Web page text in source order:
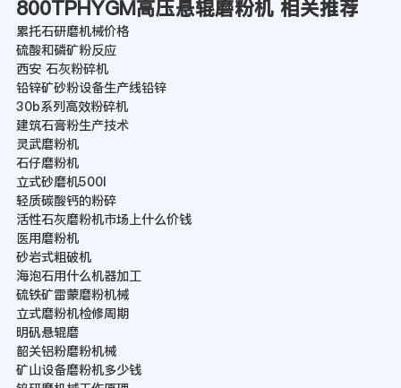
800TPHYGM高压悬辊磨粉机 相关推荐
累托石研磨机械价格
硫酸和磷矿粉反应
西安 石灰粉碎机
铅锌矿砂粉设备生产线铅锌
30b系列高效粉碎机
建筑石膏粉生产技术
灵武磨粉机
石仔磨粉机
立式砂磨机500l
轻质碳酸钙的粉碎
活性石灰磨粉机市场上什么价钱
医用磨粉机
砂岩式粗破机
海泡石用什么机器加工
硫铁矿雷蒙磨粉机械
立式磨粉机检修周期
明矾悬辊磨
韶关铝粉磨粉机械
矿山设备磨粉机多少钱